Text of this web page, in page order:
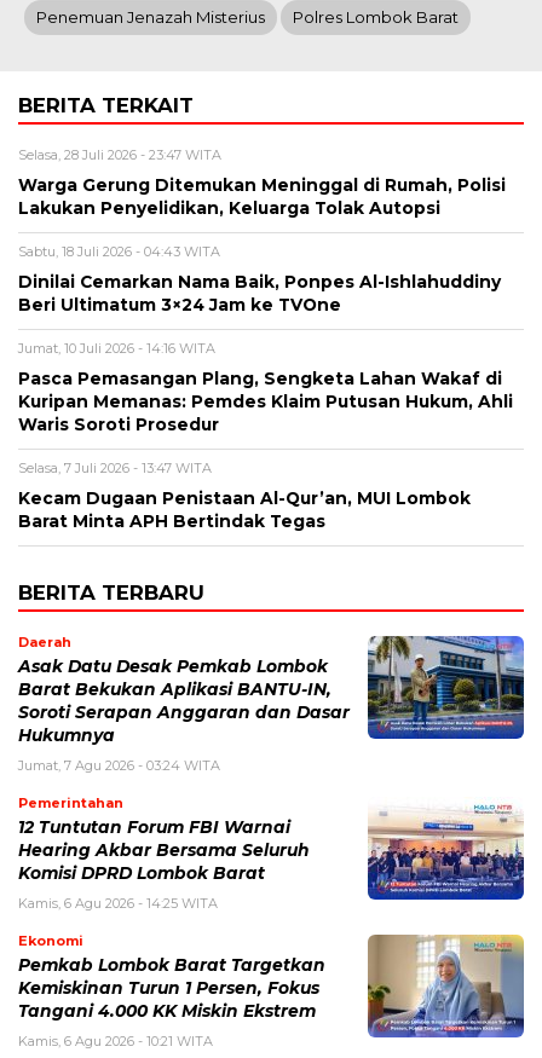
Penemuan Jenazah Misterius Polres Lombok Barat
BERITA TERKAIT
Selasa, 28 Juli 2026 - 23:47 WITA
Warga Gerung Ditemukan Meninggal di Rumah, Polisi
Lakukan Penyelidikan, Keluarga Tolak Autopsi
Sabtu, 18 Juli 2026 - 04:43 WITA
Dinilai Cemarkan Nama Baik, Ponpes Al-Ishlahuddiny
Beri Ultimatum 3×24 Jam ke TVOne
Jumat, 10 Juli 2026 - 14:16 WITA
Pasca Pemasangan Plang, Sengketa Lahan Wakaf di
Kuripan Memanas: Pemdes Klaim Putusan Hukum, Ahli
Waris Soroti Prosedur
Selasa, 7 Juli 2026 - 13:47 WITA
Kecam Dugaan Penistaan Al-Qur’an, MUI Lombok
Barat Minta APH Bertindak Tegas
BERITA TERBARU
Daerah
Asak Datu Desak Pemkab Lombok
Barat Bekukan Aplikasi BANTU-IN,
Soroti Serapan Anggaran dan Dasar
Hukumnya
Jumat, 7 Agu 2026 - 03:24 WITA
Pemerintahan
12 Tuntutan Forum FBI Warnai
Hearing Akbar Bersama Seluruh
Komisi DPRD Lombok Barat
Kamis, 6 Agu 2026 - 14:25 WITA
Ekonomi
Pemkab Lombok Barat Targetkan
Kemiskinan Turun 1 Persen, Fokus
Tangani 4.000 KK Miskin Ekstrem
Kamis, 6 Agu 2026 - 10:21 WITA